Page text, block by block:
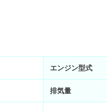
エンジン型式
排気量